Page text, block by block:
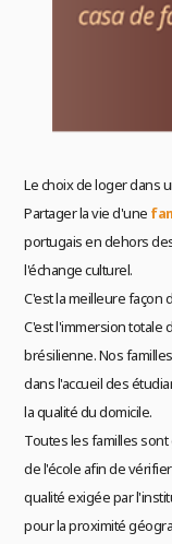
Le choix de loger dans
Partager la vie d'une
portugais en dehors
l'échange culturel.
C'est la meilleure façon
C'est l'immersion totale
brésilienne. Nos
dans l'accueil des
la qualité du domicile.
Toutes les familles
de l'école afin de
qualité exigée par
pour la proximité